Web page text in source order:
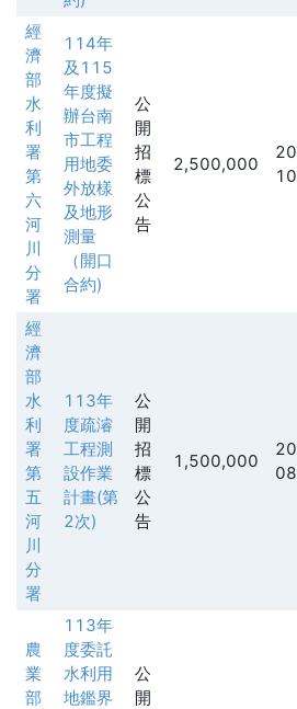
經
濟
部
水
利
署
第
六
河
川
分
署
114年
及115
年度擬
辦台南
市工程
用地委
外放樣
及地形
測量
（開口
合約)
公
開
招
標
公
告
2,500,000
經
濟
部
水
利
署
第
五
河
川
分
署
113年
度疏濬
工程測
設作業
計畫(第
2次)
公
開
招
標
公
告
1,500,000
農
業
部
113年
度委託
水利用
地鑑界
公
開